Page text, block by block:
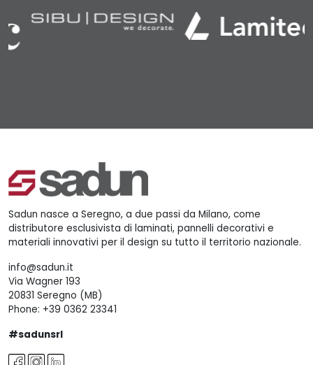
Sadun nasce a Seregno, a due passi da Milano, come
distributore esclusivista di laminati, pannelli decorativi e
materiali innovativi per il design su tutto il territorio nazionale.
info@sadun.it
Via Wagner 193
20831 Seregno (MB)
Phone: +39 0362 23341
#sadunsrl